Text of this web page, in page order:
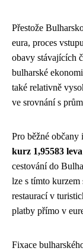
Přestože
eura, proces
obavy stávajících
bulharské
také relativně
ve srovnání s
Pro běžné občany
kurz 1,95583
cestování do
lze s tímto
restaurací v
platby přímo v
Fixace